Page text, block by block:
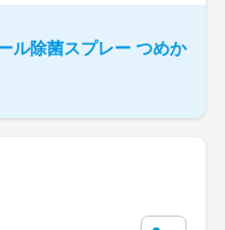
ル除菌スプレー つめか